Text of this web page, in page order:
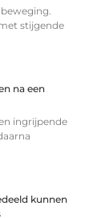
stijgende
na een
ingrijpende
kunnen